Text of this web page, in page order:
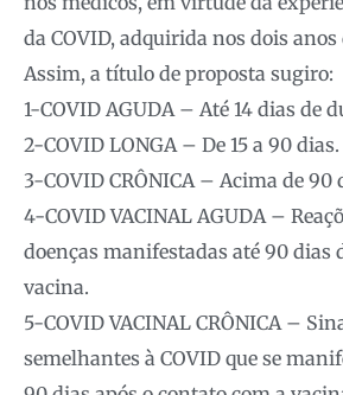
da COVID, adquirida nos dois
Assim, a título de proposta sugiro:
1-COVID AGUDA – Até 14 dias de
2-COVID LONGA – De 15 a 90 dias.
3-COVID CRÔNICA – Acima de 90
4-COVID VACINAL AGUDA –
doenças manifestadas até 90 dias
vacina.
5-COVID VACINAL CRÔNICA –
semelhantes à COVID que se